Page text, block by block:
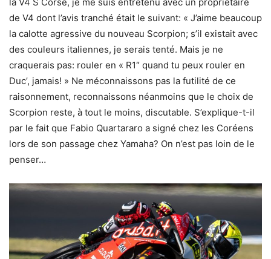
de V4 dont l’avis tranché était le suivant: « J’aime beaucoup
la calotte agressive du nouveau Scorpion; s’il existait avec
des couleurs italiennes, je serais tenté. Mais je ne
craquerais pas: rouler en « R1″ quand tu peux rouler en
Duc’, jamais! » Ne méconnaissons pas la futilité de ce
raisonnement, reconnaissons néanmoins que le choix de
Scorpion reste, à tout le moins, discutable. S’explique-t-il
par le fait que Fabio Quartararo a signé chez les Coréens
lors de son passage chez Yamaha? On n’est pas loin de le
penser…